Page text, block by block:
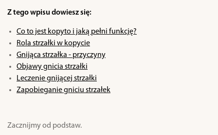
Z tego wpisu dowiesz się:
Co to jest kopyto i jaką pełni funkcję?
Rola strzałki w kopycie
Gnijąca strzałka - przyczyny
Objawy gnicia strzałki
Leczenie gnijącej strzałki
Zapobieganie gniciu strzałek
Zacznijmy od podstaw.